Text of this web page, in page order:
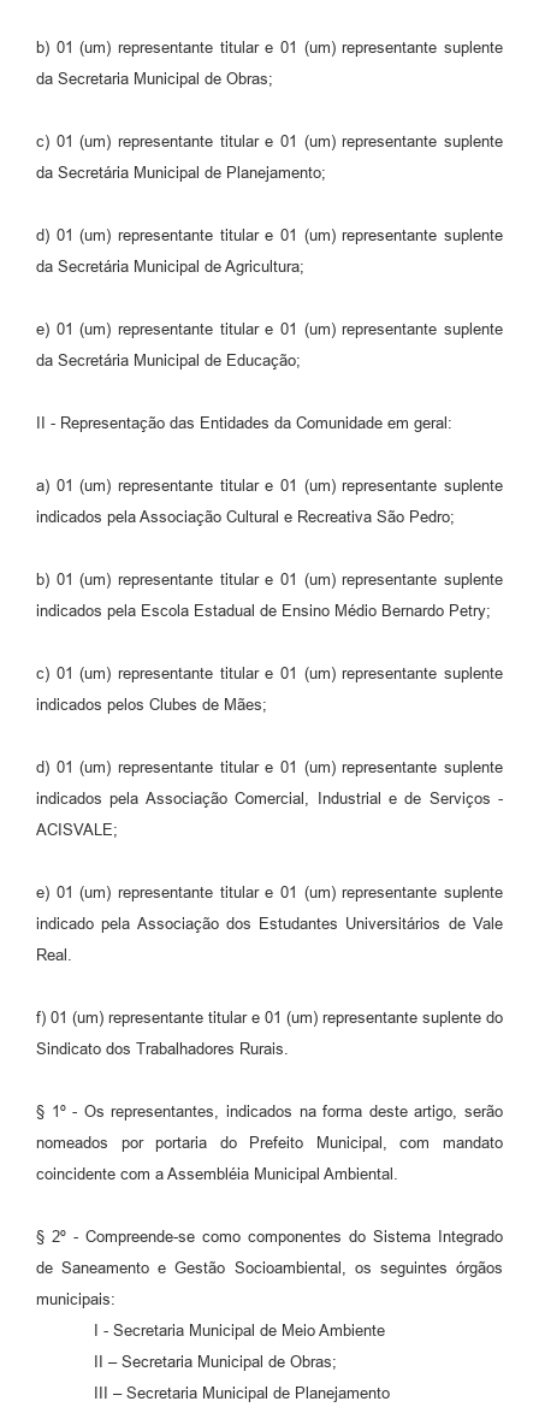
b) 01 (um) representante titular e 01 (um) representante suplente
da Secretaria Municipal de Obras;
c) 01 (um) representante titular e 01 (um) representante suplente
da Secretária Municipal de Planejamento;
d) 01 (um) representante titular e 01 (um) representante suplente
da Secretária Municipal de Agricultura;
e) 01 (um) representante titular e 01 (um) representante suplente
da Secretária Municipal de Educação;
II - Representação das Entidades da Comunidade em geral:
a) 01 (um) representante titular e 01 (um) representante suplente
indicados pela Associação Cultural e Recreativa São Pedro;
b) 01 (um) representante titular e 01 (um) representante suplente
indicados pela Escola Estadual de Ensino Médio Bernardo Petry;
c) 01 (um) representante titular e 01 (um) representante suplente
indicados pelos Clubes de Mães;
d) 01 (um) representante titular e 01 (um) representante suplente
indicados pela Associação Comercial, Industrial e de Serviços -
ACISVALE;
e) 01 (um) representante titular e 01 (um) representante suplente
indicado pela Associação dos Estudantes Universitários de Vale
Real.
f) 01 (um) representante titular e 01 (um) representante suplente do
Sindicato dos Trabalhadores Rurais.
§ 1º - Os representantes, indicados na forma deste artigo, serão
nomeados por portaria do Prefeito Municipal, com mandato
coincidente com a Assembléia Municipal Ambiental.
§ 2º - Compreende-se como componentes do Sistema Integrado
de Saneamento e Gestão Socioambiental, os seguintes órgãos
municipais:
I - Secretaria Municipal de Meio Ambiente
II – Secretaria Municipal de Obras;
III – Secretaria Municipal de Planejamento